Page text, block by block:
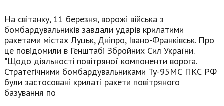
На світанку, 11 березня, ворожі війська з
бомбардувальників завдали ударів крилатими
ракетами містах Луцьк, Дніпро, Івано-Франківськ. Про
це повідомили в Генштабі Збройних Сил України.
"Щодо діяльності повітряної компоненти ворога.
Стратегічними бомбардувальниками Ту-95МС ПКС РФ
були застосовані крилаті ракети повітряного
базування по